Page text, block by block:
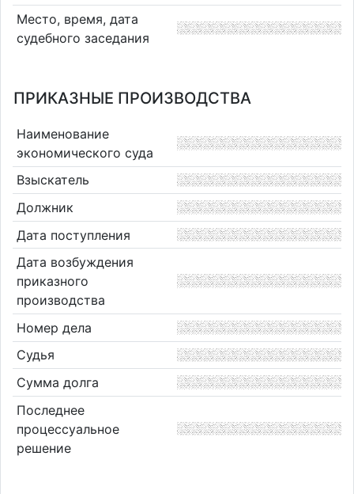
Место, время, дата
судебного заседания
ПРИКАЗНЫЕ ПРОИЗВОДСТВА
Наименование
экономического суда
Взыскатель
Должник
Дата поступления
Дата возбуждения
приказного
производства
Номер дела
Судья
Сумма долга
Последнее
процессуальное
решение